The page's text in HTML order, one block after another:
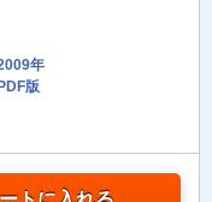
年
版